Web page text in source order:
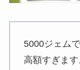
5000ジェム
高額すぎま